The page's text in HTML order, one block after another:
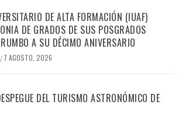
DE ALTA FORMACIÓN (IUAF)
DE GRADOS DE SUS POSGRADOS
A SU DÉCIMO ANIVERSARIO
/ 7 AGOSTO, 2026
DEL TURISMO ASTRONÓMICO DE